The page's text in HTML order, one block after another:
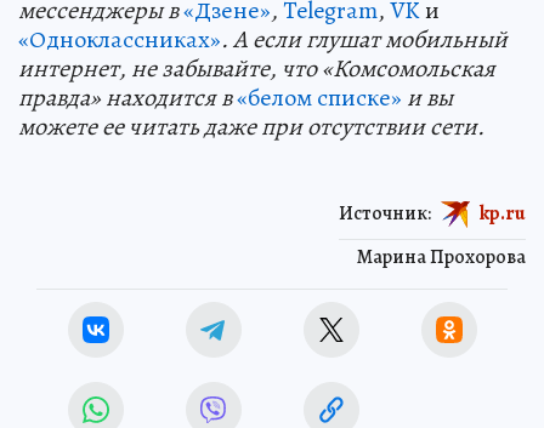
мессенджеры в«Дзене»,Telegram,VKи
«Одноклассниках». А если глушат мобильный
интернет, не забывайте, что «Комсомольская
правда» находится в«белом списке» и вы
можете ее читать даже при отсутствии сети.
Марина Прохорова
Источник: kp.ru